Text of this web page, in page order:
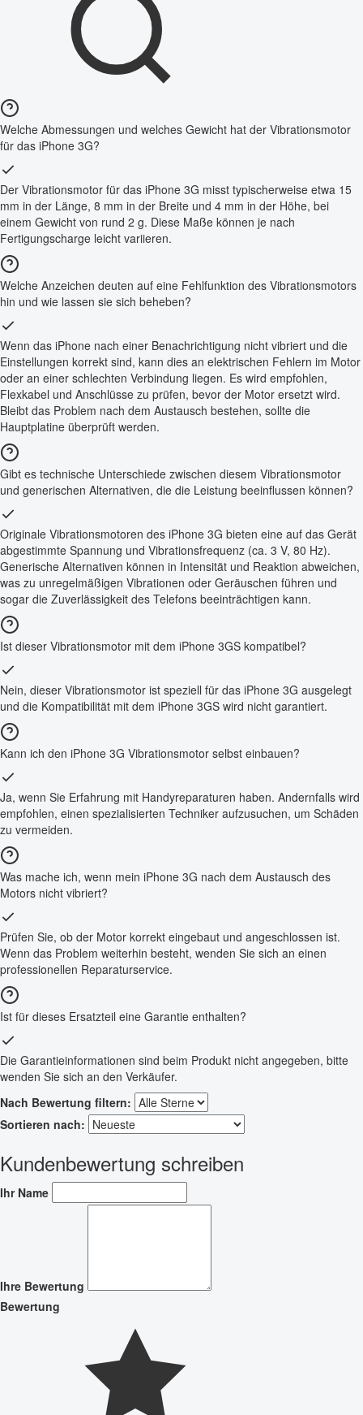
Welche Abmessungen und welches Gewicht hat der Vibrationsmotor
für das iPhone 3G?
Der Vibrationsmotor für das iPhone 3G misst typischerweise etwa 15
mm in der Länge, 8 mm in der Breite und 4 mm in der Höhe, bei
einem Gewicht von rund 2 g. Diese Maße können je nach
Fertigungscharge leicht variieren.
Welche Anzeichen deuten auf eine Fehlfunktion des Vibrationsmotors
hin und wie lassen sie sich beheben?
Wenn das iPhone nach einer Benachrichtigung nicht vibriert und die
Einstellungen korrekt sind, kann dies an elektrischen Fehlern im Motor
oder an einer schlechten Verbindung liegen. Es wird empfohlen,
Flexkabel und Anschlüsse zu prüfen, bevor der Motor ersetzt wird.
Bleibt das Problem nach dem Austausch bestehen, sollte die
Hauptplatine überprüft werden.
Gibt es technische Unterschiede zwischen diesem Vibrationsmotor
und generischen Alternativen, die die Leistung beeinflussen können?
Originale Vibrationsmotoren des iPhone 3G bieten eine auf das Gerät
abgestimmte Spannung und Vibrationsfrequenz (ca. 3 V, 80 Hz).
Generische Alternativen können in Intensität und Reaktion abweichen,
was zu unregelmäßigen Vibrationen oder Geräuschen führen und
sogar die Zuverlässigkeit des Telefons beeinträchtigen kann.
Ist dieser Vibrationsmotor mit dem iPhone 3GS kompatibel?
Nein, dieser Vibrationsmotor ist speziell für das iPhone 3G ausgelegt
und die Kompatibilität mit dem iPhone 3GS wird nicht garantiert.
Kann ich den iPhone 3G Vibrationsmotor selbst einbauen?
Ja, wenn Sie Erfahrung mit Handyreparaturen haben. Andernfalls wird
empfohlen, einen spezialisierten Techniker aufzusuchen, um Schäden
zu vermeiden.
Was mache ich, wenn mein iPhone 3G nach dem Austausch des
Motors nicht vibriert?
Prüfen Sie, ob der Motor korrekt eingebaut und angeschlossen ist.
Wenn das Problem weiterhin besteht, wenden Sie sich an einen
professionellen Reparaturservice.
Ist für dieses Ersatzteil eine Garantie enthalten?
Die Garantieinformationen sind beim Produkt nicht angegeben, bitte
wenden Sie sich an den Verkäufer.
Nach Bewertung filtern:
Sortieren nach:
Kundenbewertung schreiben
Ihr Name
Ihre Bewertung
Bewertung